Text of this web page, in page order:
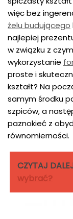
więc bez
żelu budującego
najlepiej
w związku z
wykorzystanie
proste i
kształt? Na
samym środku
szpiców, a
paznokieć z
równomierności.
CZYTAJ
wybrać?